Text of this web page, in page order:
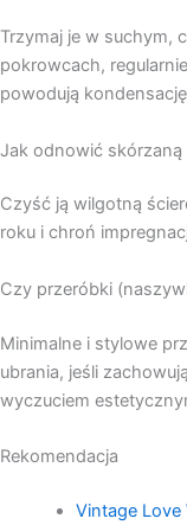
Trzymaj je w suchym,
pokrowcach,
powodują
Jak odnowić skórzaną
Czyść ją wilgotną
roku i chroń
Czy przeróbki
Minimalne i stylowe
ubrania, jeśli
wyczuciem
Rekomendacja
Vintage Love